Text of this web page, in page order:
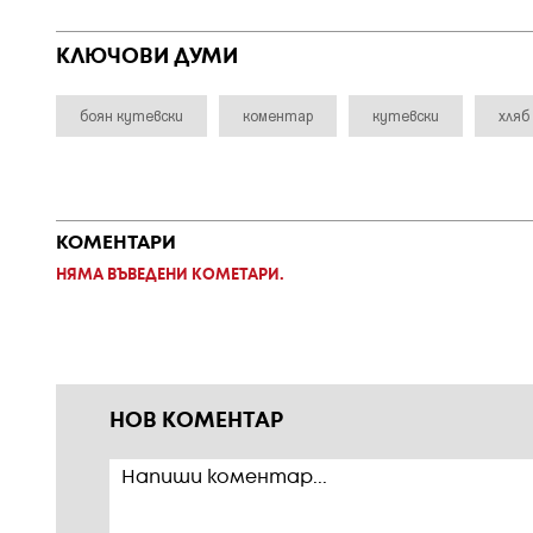
КЛЮЧОВИ ДУМИ
боян кутевски коментар кутевски хляб
КОМЕНТАРИ
НЯМА ВЪВЕДЕНИ КОМЕТАРИ.
НОВ КОМЕНТАР